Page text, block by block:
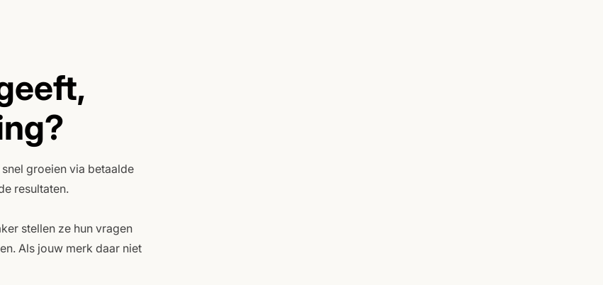
groeien via betaalde
resultaten.
stellen ze hun vragen
Als jouw merk daar niet